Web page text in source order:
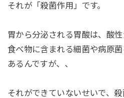
それが「殺菌作用」です。
胃から分泌される胃酸は、酸性
食べ物に含まれる細菌や病原
あるんですが、、
それができていないせいで、